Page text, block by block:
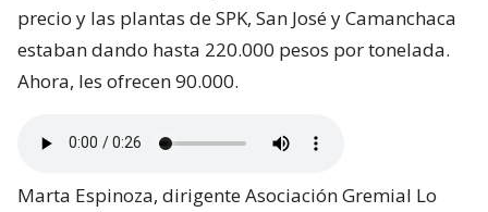
precio y las plantas de SPK, San José y Camanchaca
estaban dando hasta 220.000 pesos por tonelada.
Ahora, les ofrecen 90.000.
Marta Espinoza, dirigente Asociación Gremial Lo